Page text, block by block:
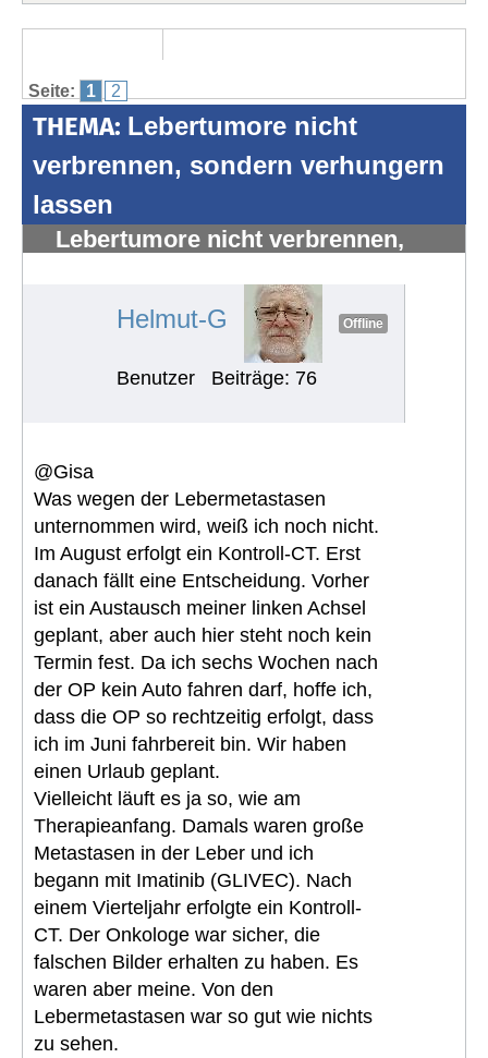
Seite: 1 2
THEMA: Lebertumore nicht
verbrennen, sondern verhungern
lassen
Lebertumore nicht verbrennen,
Helmut-G Offline
Benutzer Beiträge: 76
@Gisa
Was wegen der Lebermetastasen
unternommen wird, weiß ich noch nicht.
Im August erfolgt ein Kontroll-CT. Erst
danach fällt eine Entscheidung. Vorher
ist ein Austausch meiner linken Achsel
geplant, aber auch hier steht noch kein
Termin fest. Da ich sechs Wochen nach
der OP kein Auto fahren darf, hoffe ich,
dass die OP so rechtzeitig erfolgt, dass
ich im Juni fahrbereit bin. Wir haben
einen Urlaub geplant.
Vielleicht läuft es ja so, wie am
Therapieanfang. Damals waren große
Metastasen in der Leber und ich
begann mit Imatinib (GLIVEC). Nach
einem Vierteljahr erfolgte ein Kontroll-
CT. Der Onkologe war sicher, die
falschen Bilder erhalten zu haben. Es
waren aber meine. Von den
Lebermetastasen war so gut wie nichts
zu sehen.